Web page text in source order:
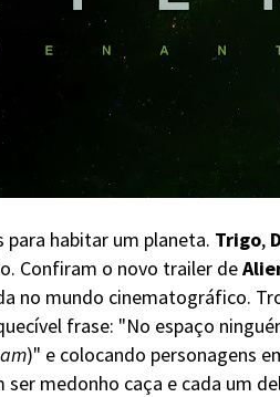
habitar um planeta. Trigo,
Confiram o novo trailer de
no mundo cinematográfico.
frase: "No espaço
)" e colocando personagens
medonho caça e cada um